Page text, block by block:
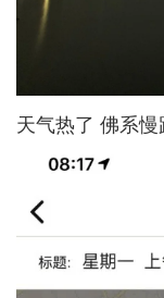
天气热了 佛系